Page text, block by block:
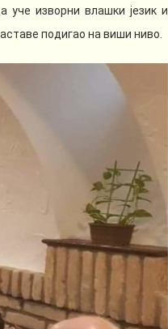
уче изворни влашки језик и
подигао на виши ниво.